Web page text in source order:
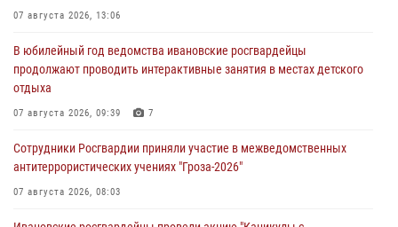
07 августа 2026, 13:06
В юбилейный год ведомства ивановские росгвардейцы
продолжают проводить интерактивные занятия в местах детского
отдыха
07 августа 2026, 09:39 7
Сотрудники Росгвардии приняли участие в межведомственных
антитеррористических учениях "Гроза-2026"
07 августа 2026, 08:03